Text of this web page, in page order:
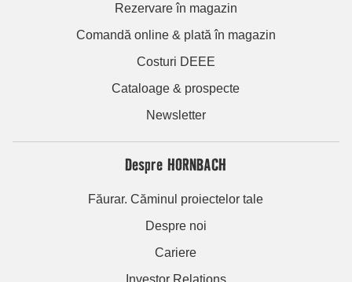
Rezervare în magazin
Comandă online & plată în magazin
Costuri DEEE
Cataloage & prospecte
Newsletter
Despre HORNBACH
Făurar. Căminul proiectelor tale
Despre noi
Cariere
Investor Relations